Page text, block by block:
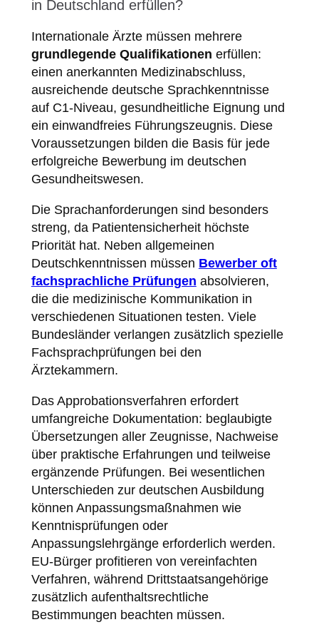
in Deutschland erfüllen?
Internationale Ärzte müssen mehrere
grundlegende Qualifikationen erfüllen:
einen anerkannten Medizinabschluss,
ausreichende deutsche Sprachkenntnisse
auf C1-Niveau, gesundheitliche Eignung und
ein einwandfreies Führungszeugnis. Diese
Voraussetzungen bilden die Basis für jede
erfolgreiche Bewerbung im deutschen
Gesundheitswesen.
Die Sprachanforderungen sind besonders
streng, da Patientensicherheit höchste
Priorität hat. Neben allgemeinen
Deutschkenntnissen müssen Bewerber oft
fachsprachliche Prüfungen absolvieren,
die die medizinische Kommunikation in
verschiedenen Situationen testen. Viele
Bundesländer verlangen zusätzlich spezielle
Fachsprachprüfungen bei den
Ärztekammern.
Das Approbationsverfahren erfordert
umfangreiche Dokumentation: beglaubigte
Übersetzungen aller Zeugnisse, Nachweise
über praktische Erfahrungen und teilweise
ergänzende Prüfungen. Bei wesentlichen
Unterschieden zur deutschen Ausbildung
können Anpassungsmaßnahmen wie
Kenntnisprüfungen oder
Anpassungslehrgänge erforderlich werden.
EU-Bürger profitieren von vereinfachten
Verfahren, während Drittstaatsangehörige
zusätzlich aufenthaltsrechtliche
Bestimmungen beachten müssen.